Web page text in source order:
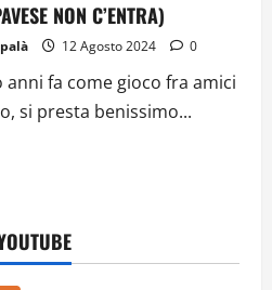
NON C’ENTRA)
12 Agosto 2024 0
fa come gioco fra amici
si presta benissimo...